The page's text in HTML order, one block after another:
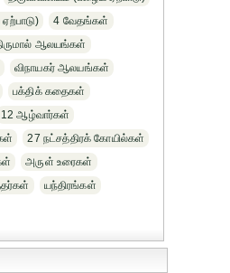
ஏற்பாடு)
4 வேதங்கள்
ஆலயங்கள்
விநாயகர் ஆலயங்கள்
பக்திக் கதைகள்
12 ஆழ்வார்கள்
27 நட்சத்திரக் கோயில்கள்
அருள் உரைகள்
யந்திரங்கள்